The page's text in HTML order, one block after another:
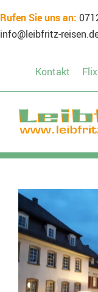
to
content
Rufen Sie uns an:
info@leibfritz-
Kontakt